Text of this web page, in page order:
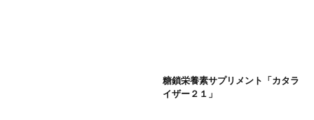
糖鎖栄養素サプリメント「カタラ
イザー２１」